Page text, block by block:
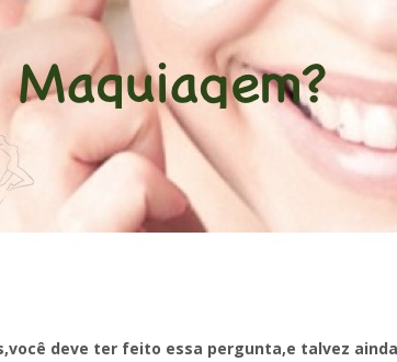
deve ter feito essa pergunta,e talvez